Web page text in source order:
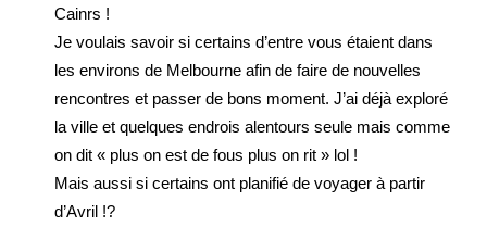
Cainrs !
Je voulais savoir si certains d’entre vous étaient dans
les environs de Melbourne afin de faire de nouvelles
rencontres et passer de bons moment. J’ai déjà exploré
la ville et quelques endrois alentours seule mais comme
on dit « plus on est de fous plus on rit » lol !
Mais aussi si certains ont planifié de voyager à partir
d’Avril !?